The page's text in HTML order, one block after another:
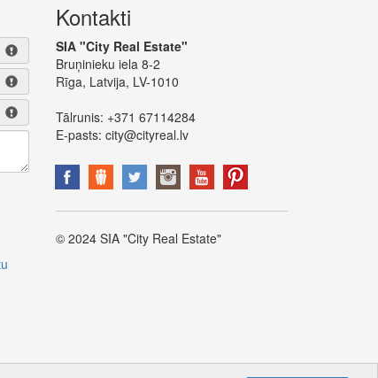
Kontakti
SIA "City Real Estate"
Bruņinieku iela 8-2
Rīga, Latvija, LV-1010
Tālrunis: +371 67114284
E-pasts: city@cityreal.lv
© 2024 SIA "City Real Estate"